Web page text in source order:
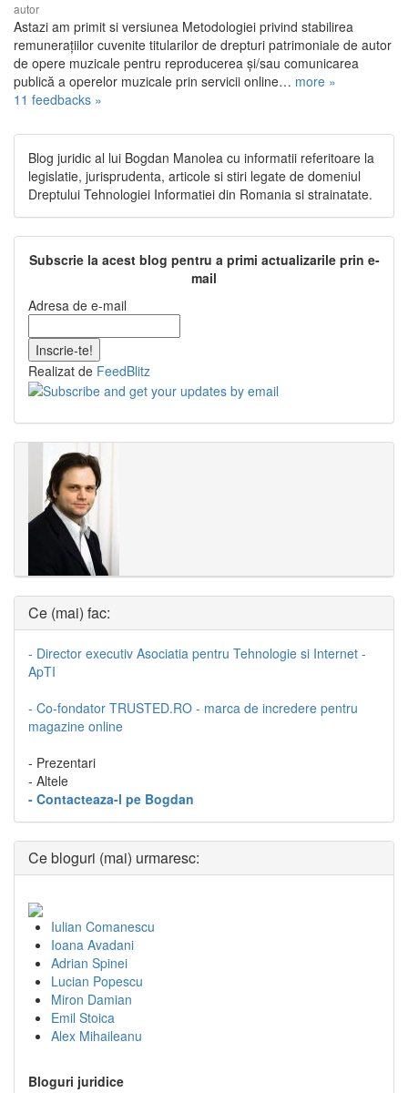
autor
Astazi am primit si versiunea Metodologiei privind stabilirea
remuneraţiilor cuvenite titularilor de drepturi patrimoniale de autor
de opere muzicale pentru reproducerea şi/sau comunicarea
publică a operelor muzicale prin servicii online… more »
11 feedbacks »
Blog juridic al lui Bogdan Manolea cu informatii referitoare la
legislatie, jurisprudenta, articole si stiri legate de domeniul
Dreptului Tehnologiei Informatiei din Romania si strainatate.
Subscrie la acest blog pentru a primi actualizarile prin e-
mail
Adresa de e-mail
Realizat de FeedBlitz
Ce (mai) fac:
- Director executiv Asociatia pentru Tehnologie si Internet -
ApTI
- Co-fondator TRUSTED.RO - marca de incredere pentru
magazine online
- Prezentari
- Altele
- Contacteaza-l pe Bogdan
Ce bloguri (mai) urmaresc:
Iulian Comanescu
Ioana Avadani
Adrian Spinei
Lucian Popescu
Miron Damian
Emil Stoica
Alex Mihaileanu
Bloguri juridice